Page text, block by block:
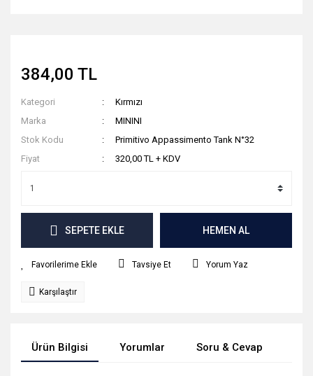
384,00 TL
Kategori
Kırmızı
Marka
MININI
Stok Kodu
Primitivo Appassimento Tank N°32
Fiyat
320,00 TL + KDV
SEPETE EKLE HEMEN AL
Tavsiye Et Yorum Yaz
Karşılaştır
Ürün Bilgisi Yorumlar Soru & Cevap